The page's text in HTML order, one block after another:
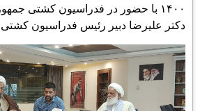
۱۴۰۰ با حضور در فدراسیون کشتی
دکتر علیرضا دبیر رئیس فدراسیون کشتی